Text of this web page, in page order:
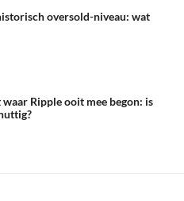
oversold-niveau: wat
Ripple ooit mee begon: is